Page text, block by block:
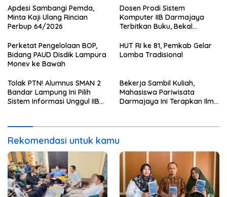
Apdesi Sambangi Pemda,
Minta Kaji Ulang Rincian
Perbup 64/2026
Dosen Prodi Sistem
Komputer IIB Darmajaya
Terbitkan Buku, Bekal
Sensor dan Aktuator
Perketat Pengelolaan BOP,
Bidang PAUD Disdik Lampura
Monev ke Bawah
HUT RI ke 81, Pemkab Gelar
Lomba Tradisional
Tolak PTN! Alumnus SMAN 2
Bandar Lampung Ini Pilih
Sistem Informasi Unggul IIB
Bekerja Sambil Kuliah,
Mahasiswa Pariwisata
Darmajaya Ini Terapkan Ilmu
Rekomendasi untuk kamu